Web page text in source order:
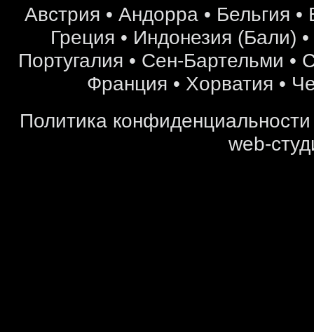
Австрия • Андорра • Бельгия •
Греция • Индонезия (Бали) •
Португалия • Сен-Бартельми •
Франция • Хорватия •
Политика конфиденциальности
web-